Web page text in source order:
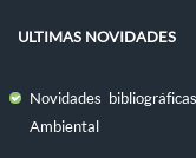
ULTIMAS NOVIDADES
Novidades
Ambiental